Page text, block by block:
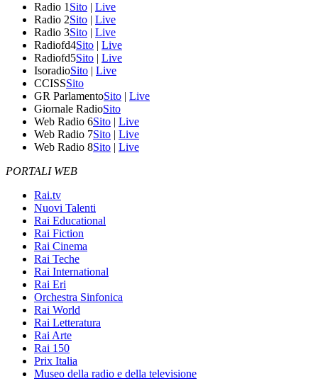
Radio 1 Sito | Live
Radio 2Sito | Live
Radio 3Sito | Live
Radiofd4Sito | Live
Radiofd5Sito | Live
IsoradioSito | Live
CCISSSito
GR ParlamentoSito | Live
Giornale RadioSito
Web Radio 6Sito | Live
Web Radio 7Sito | Live
Web Radio 8Sito | Live
PORTALI WEB
Rai.tv
Nuovi Talenti
Rai Educational
Rai Fiction
Rai Cinema
Rai Teche
Rai International
Rai Eri
Orchestra Sinfonica
Rai World
Rai Letteratura
Rai Arte
Rai 150
Prix Italia
Museo della radio e della televisione